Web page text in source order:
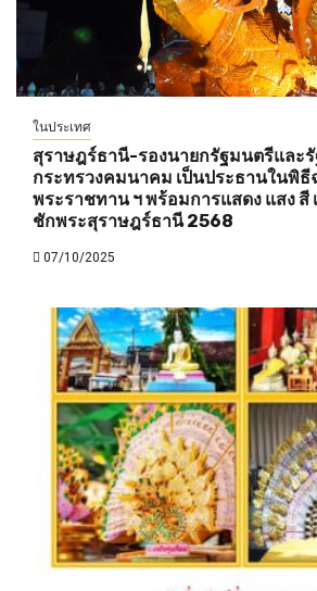
ในประเทศ
สุราษฎร์ธานี-รองนายกรัฐมนตรีและ
กระทรวงคมนาคม เป็นประธานในพิธี
พระราชทาน ฯ พร้อมการแสดง แสง สี
ชักพระสุราษฎร์ธานี 2568
07/10/2025